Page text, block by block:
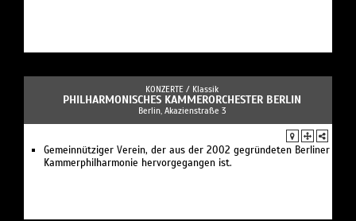
KONZERTE / Klassik
PHILHARMONISCHES KAMMERORCHESTER BERLIN
Berlin, Akazienstraße 3
Gemeinnütziger Verein, der aus der 2002 gegründeten Berliner
Kammerphilharmonie hervorgegangen ist.